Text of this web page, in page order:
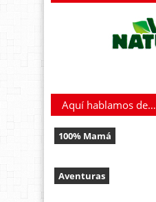
Aquí hablamos de…
100% Mamá
Aventuras